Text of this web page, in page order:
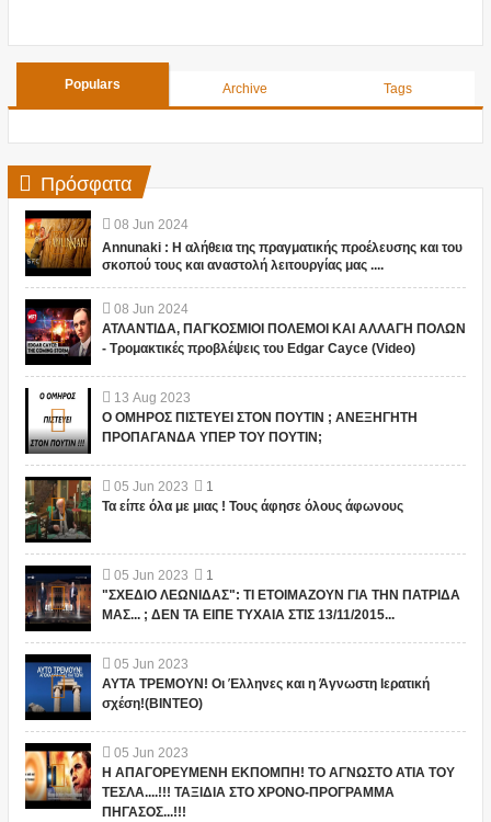
Populars Archive Tags
Πρόσφατα
08 Jun 2024
Annunaki : Η αλήθεια της πραγματικής προέλευσης και του
σκοπού τους και αναστολή λειτουργίας μας ....
08 Jun 2024
ΑΤΛΑΝΤΙΔΑ, ΠΑΓΚΟΣΜΙΟΙ ΠΟΛΕΜΟΙ ΚΑΙ ΑΛΛΑΓΗ ΠΟΛΩΝ
- Τρομακτικές προβλέψεις του Edgar Cayce (Video)
13 Aug 2023
Ο ΟΜΗΡΟΣ ΠΙΣΤΕΥΕΙ ΣΤΟΝ ΠΟΥΤΙΝ ; ΑΝΕΞΗΓΗΤΗ
ΠΡΟΠΑΓΑΝΔΑ ΥΠΕΡ ΤΟΥ ΠΟΥΤΙΝ;
05 Jun 2023
1
Τα είπε όλα με μιας ! Τους άφησε όλους άφωνους
05 Jun 2023
1
"ΣΧΕΔΙΟ ΛΕΩΝΙΔΑΣ": ΤΙ ΕΤΟΙΜΑΖΟΥΝ ΓΙΑ ΤΗΝ ΠΑΤΡΙΔΑ
ΜΑΣ... ; ΔΕΝ ΤΑ ΕΙΠΕ ΤΥΧΑΙΑ ΣΤΙΣ 13/11/2015...
05 Jun 2023
ΑΥΤΑ ΤΡΕΜΟΥΝ! Οι Έλληνες και η Άγνωστη Ιερατική
σχέση!(ΒΙΝΤΕΟ)
05 Jun 2023
Η ΑΠΑΓΟΡΕΥΜΕΝΗ ΕΚΠΟΜΠΗ! ΤΟ ΑΓΝΩΣΤΟ ΑΤΙΑ ΤΟΥ
ΤΕΣΛΑ....!!! ΤΑΞΙΔΙΑ ΣΤΟ ΧΡΟΝΟ-ΠΡΟΓΡΑΜΜΑ
ΠΗΓΑΣΟΣ...!!!